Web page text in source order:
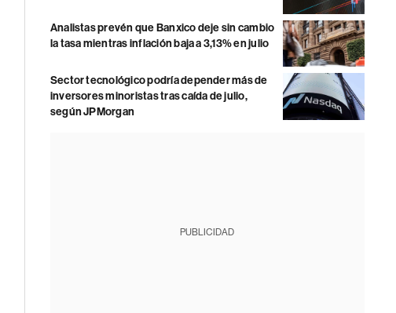
Analistas prevén que Banxico deje sin cambio
la tasa mientras inflación baja a 3,13% en julio
Sector tecnológico podría depender más de
inversores minoristas tras caída de julio,
según JPMorgan
PUBLICIDAD